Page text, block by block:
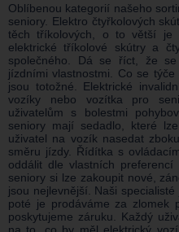
Oblíbenou kategorií našeho
seniory. Elektro čtyřkolových
těch tříkolových, o to větší
elektrické tříkolové skútry a
společného. Dá se říct, že
jízdními vlastnostmi. Co se
jsou totožné. Elektrické
vozíky nebo vozítka pro
uživatelům s bolestmi
seniory mají sedadlo, které
uživatel na vozík nasedat
směru jízdy. Řídítka s
oddálit dle vlastních
seniory si lze zakoupit nové,
jsou nejlevnější. Naši
poté je prodáváme za zlomek
poskytujeme záruku. Každý
na to, co by měl elektrický